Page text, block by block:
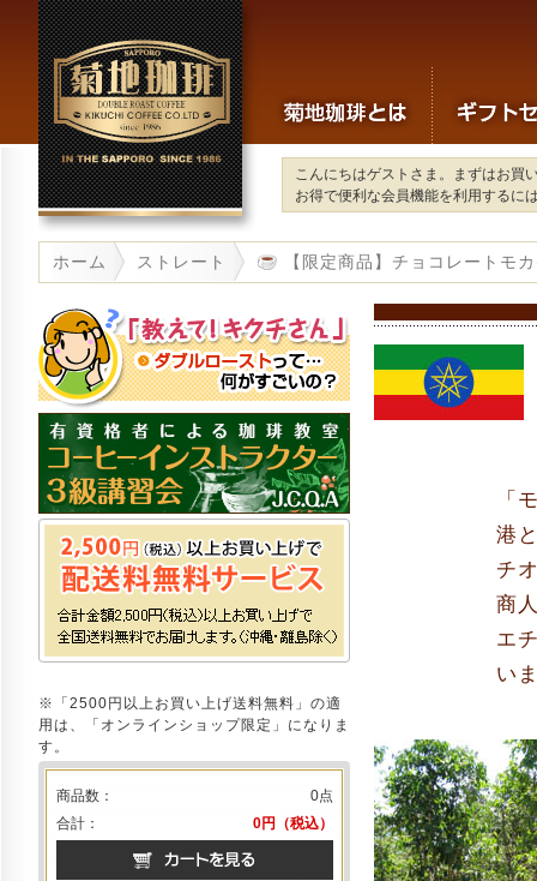
こんにちはゲストさま。まずはお買
お得で便利な会員機能を利用するに
ホーム ストレート 【限定商品】チョコレートモ
「
港
チ
商
エ
い
※「2500円以上お買い上げ送料無料」の適
用は、「オンラインショップ限定」になりま
す。
商品数：
0点
合計：
0円（税込）